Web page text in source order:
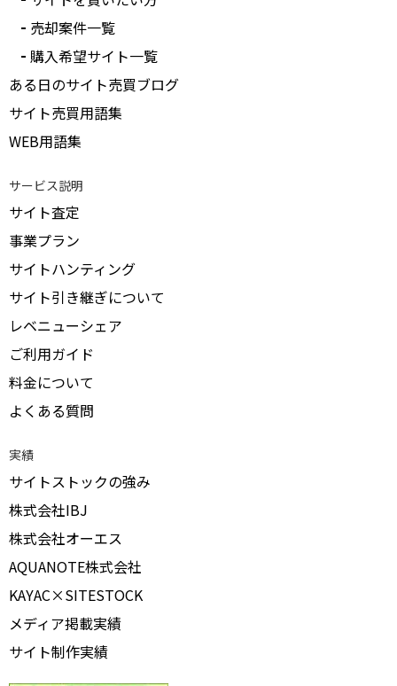
売却案件一覧
購入希望サイト一覧
ある日のサイト売買ブログ
サイト売買用語集
WEB用語集
サービス説明
サイト査定
事業プラン
サイトハンティング
サイト引き継ぎについて
レベニューシェア
ご利用ガイド
料金について
よくある質問
実績
サイトストックの強み
株式会社IBJ
株式会社オーエス
AQUANOTE株式会社
KAYAC×SITESTOCK
メディア掲載実績
サイト制作実績